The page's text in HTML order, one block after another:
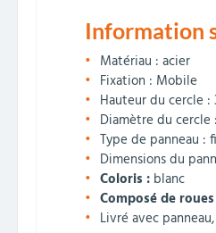
Information
Matériau : acier
Fixation : Mobile
Hauteur du cercle :
Diamètre du cercle
Type de panneau :
Dimensions du
Coloris : blanc
Composé de
Livré avec